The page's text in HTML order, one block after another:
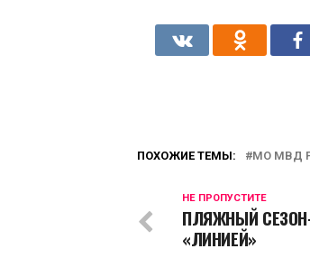
ПОХОЖИЕ ТЕМЫ: МО МВД
НЕ ПРОПУСТИТЕ
ПЛЯЖНЫЙ
«ЛИНИЕЙ»